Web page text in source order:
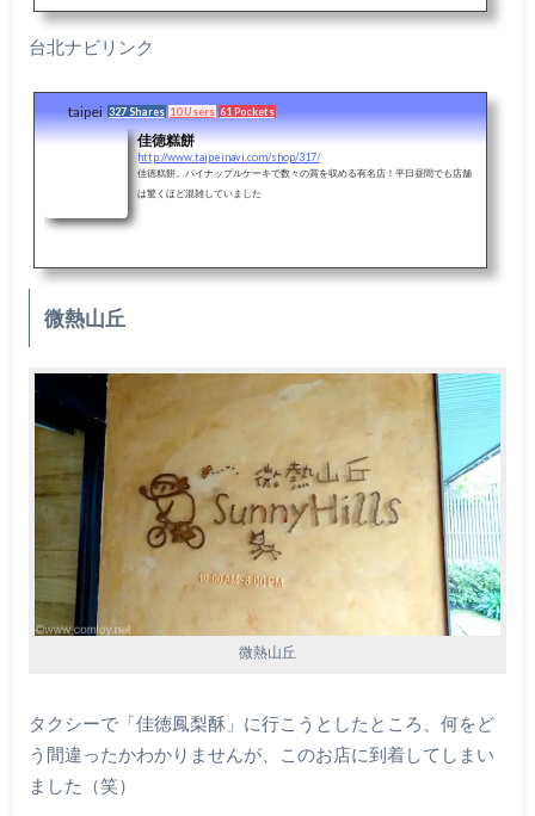
台北ナビリンク
taipei 327 Shares 10 Users 61 Pockets
佳徳糕餅
http://www.taipeinavi.com/shop/317/
佳徳糕餅。パイナップルケーキで数々の賞を収める有名店！平日昼間でも店舗
は驚くほど混雑していました
微熱山丘
微熱山丘
タクシーで「佳徳鳳梨酥」に行こうとしたところ、何をど
う間違ったかわかりませんが、このお店に到着してしまい
ました（笑）